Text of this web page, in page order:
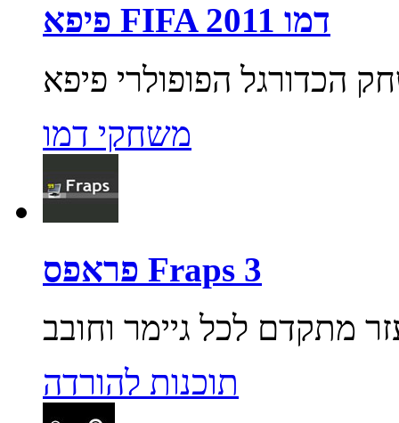
פיפא FIFA 2011 דמו
משחקי דמו
פראפס Fraps 3
תוכנות להורדה